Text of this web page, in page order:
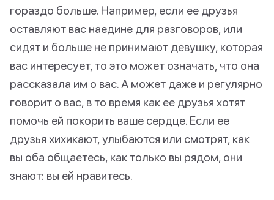
гораздо больше. Например, если ее друзья
оставляют вас наедине для разговоров, или
сидят и больше не принимают девушку, которая
вас интересует, то это может означать, что она
рассказала им о вас. А может даже и регулярно
говорит о вас, в то время как ее друзья хотят
помочь ей покорить ваше сердце. Если ее
друзья хихикают, улыбаются или смотрят, как
вы оба общаетесь, как только вы рядом, они
знают: вы ей нравитесь.